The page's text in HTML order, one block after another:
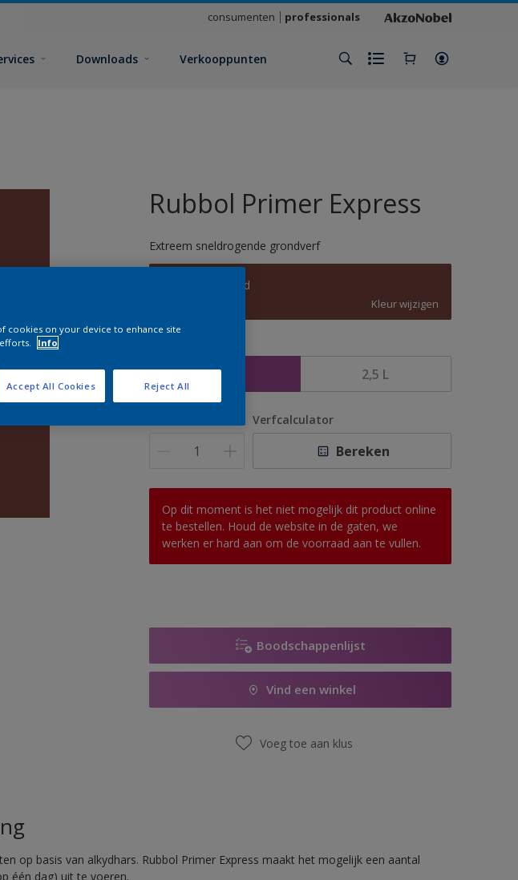
consumenten professionals
Downloads Verkooppunten
Rubbol Primer Express
Extreem sneldrogende grondverf
RIJKS puur rood
Kleur wijzigen
1 L 2,5 L
Verfcalculator
Bereken
Op dit moment is het niet mogelijk dit product online
te bestellen. Houd de website in de gaten, we
werken er hard aan om de voorraad aan te vullen.
Boodschappenlijst
Vind een winkel
Voeg toe aan klus
op basis van alkydhars. Rubbol Primer Express maakt het mogelijk een aantal
één dag) uit te voeren.
cookies on your device to enhance site
Info
Reject All
Accept All Cookies